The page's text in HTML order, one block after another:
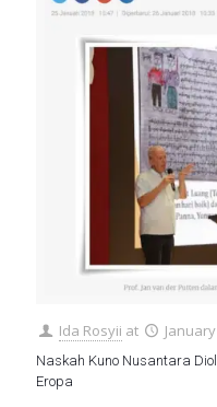
Ida Rosyii at
Naskah Kuno Nusantara
Eropa